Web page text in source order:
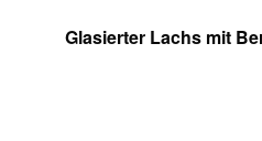
Glasierter Lachs mit